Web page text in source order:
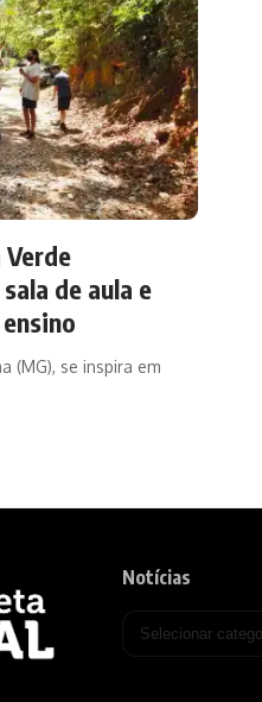
de aula e
(MG), se inspira em
Notícias